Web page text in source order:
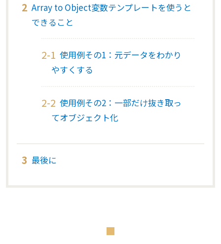
Array to Object変数テンプレートを使うと
できること
使用例その1：元データをわかり
やすくする
使用例その2：一部だけ抜き取っ
てオブジェクト化
最後に